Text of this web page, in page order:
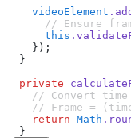
    videoElement
// Ensure
      this
    });
  }
  private
// Convert
// Frame =
    return
Math
  }